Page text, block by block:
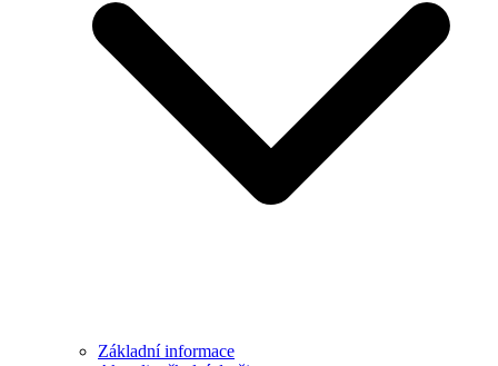
Základní informace